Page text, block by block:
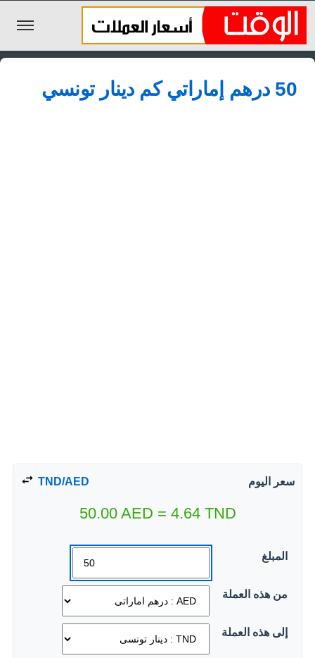
الليرة السورية
الجنيه المصري
50 درهم إماراتي كم دينار تونسي
سعر اليوم TND/AED
50.00 AED = 4.64 TND
المبلغ
من هذه العملة
إلى هذه العملة